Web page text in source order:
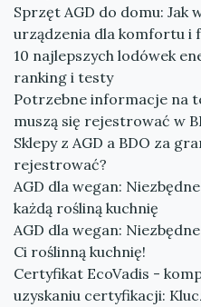
Sprzęt AGD do domu: Jak
urządzenia dla komfortu i
10 najlepszych lodówek
ranking i testy
Potrzebne informacje na
muszą się rejestrować w
Sklepy z AGD a BDO za
rejestrować?
AGD dla wegan:
każdą rośliną kuchnię
AGD dla wegan:
Ci roślinną kuchnię!
Certyfikat EcoVadis -
uzyskaniu certyfikacji: